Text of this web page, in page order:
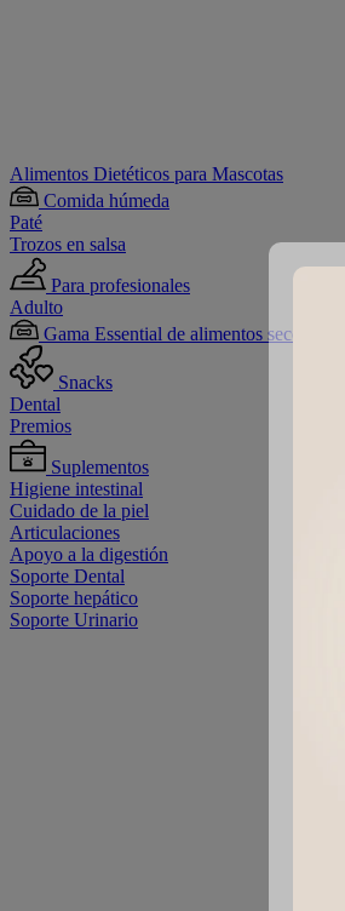
Alimentos Dietéticos para Mascotas
Comida húmeda
Paté
Trozos en salsa
Para profesionales
Adulto
Gama Essential de alimentos secos
Snacks
Dental
Premios
Suplementos
Higiene intestinal
Cuidado de la piel
Articulaciones
Apoyo a la digestión
Soporte Dental
Soporte hepático
Soporte Urinario